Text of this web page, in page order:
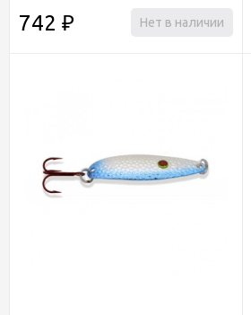
742 ₽ Нет в наличии